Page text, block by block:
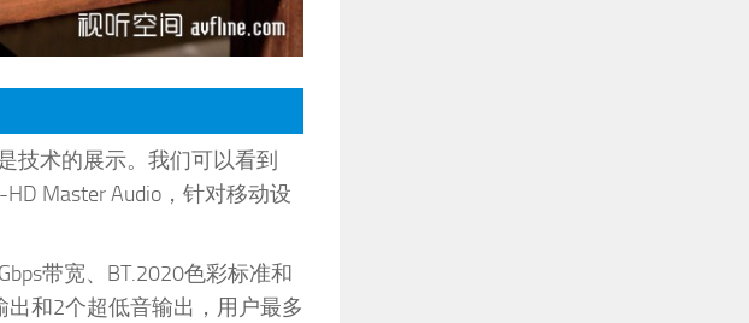
技术的展示。我们可以看到
Master Audio，针对移动设
带宽、BT.2020色彩标准和
出和2个超低音输出，用户最多